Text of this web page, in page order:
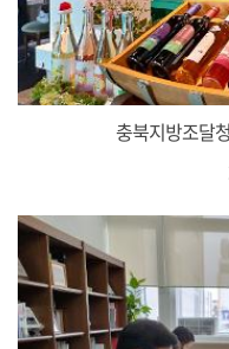
충북지방조달